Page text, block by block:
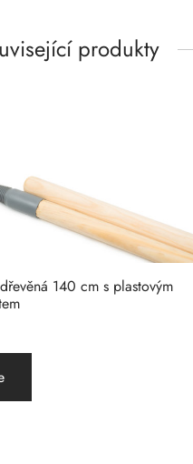
produkty
140 cm s plastovým